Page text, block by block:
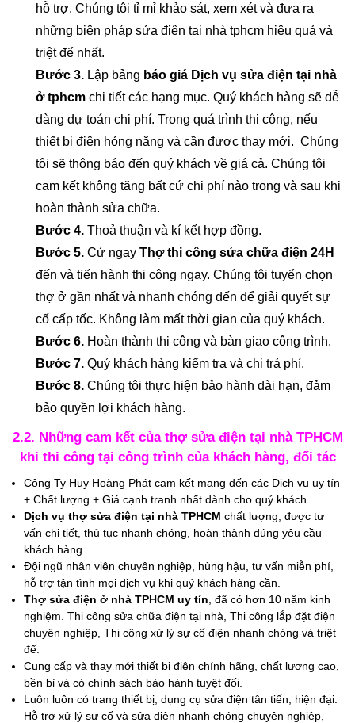
hỗ trợ. Chúng tôi tỉ mỉ khảo sát, xem xét và đưa ra
những biện pháp sửa điện tại nhà tphcm hiệu quả và
triệt để nhất.
Bước 3. Lập bảng báo giá Dịch vụ sửa điện tại nhà
ở tphcm chi tiết các hạng mục. Quý khách hàng sẽ dễ
dàng dự toán chi phí. Trong quá trình thi công, nếu
thiết bị điện hỏng nặng và cần được thay mới. Chúng
tôi sẽ thông báo đến quý khách về giá cả. Chúng tôi
cam kết không tăng bất cứ chi phí nào trong và sau khi
hoàn thành sửa chữa.
Bước 4. Thoả thuận và kí kết hợp đồng.
Bước 5. Cử ngay Thợ thi công sửa chữa điện 24H
đến và tiến hành thi công ngay. Chúng tôi tuyển chọn
thợ ở gần nhất và nhanh chóng đến để giải quyết sự
cố cấp tốc. Không làm mất thời gian của quý khách.
Bước 6. Hoàn thành thi công và bàn giao công trình.
Bước 7. Quý khách hàng kiểm tra và chi trả phí.
Bước 8. Chúng tôi thực hiện bảo hành dài hạn, đảm
bảo quyền lợi khách hàng.
2.2. Những cam kết của thợ sửa điện tại nhà TPHCM
khi thi công tại công trình của khách hàng, đối tác
Công Ty Huy Hoàng Phát cam kết mang đến các Dịch vụ uy tín
+ Chất lượng + Giá cạnh tranh nhất dành cho quý khách.
Dịch vụ thợ sửa điện tại nhà TPHCM chất lượng, được tư
vấn chi tiết, thủ tục nhanh chóng, hoàn thành đúng yêu cầu
khách hàng.
Đội ngũ nhân viên chuyên nghiệp, hùng hậu, tư vấn miễn phí,
hỗ trợ tận tình mọi dịch vụ khi quý khách hàng cần.
Thợ sửa điện ở nhà TPHCM uy tín , đã có hơn 10 năm kinh
nghiệm. Thi công sửa chữa điện tại nhà, Thi công lắp đặt điện
chuyên nghiệp, Thi công xử lý sự cố điện nhanh chóng và triệt
để.
Cung cấp và thay mới thiết bị điện chính hãng, chất lượng cao,
bền bỉ và có chính sách bảo hành tuyệt đối.
Luôn luôn có trang thiết bị, dụng cụ sửa điện tân tiến, hiện đại.
Hỗ trợ xử lý sự cố và sửa điện nhanh chóng chuyên nghiệp,